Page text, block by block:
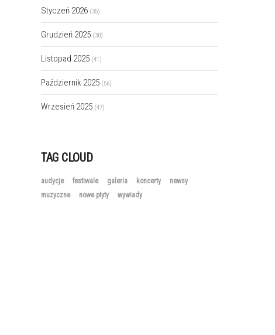
Styczeń 2026 (35)
Grudzień 2025 (30)
Listopad 2025 (41)
Październik 2025 (56)
Wrzesień 2025 (47)
TAG CLOUD
audycje festiwale galeria koncerty
newsy
muzyczne
nowe płyty wywiady